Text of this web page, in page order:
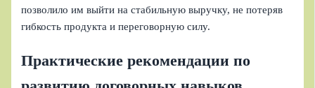
позволило им выйти на стабильную выручку, не потеряв
гибкость продукта и переговорную силу.
Практические рекомендации по